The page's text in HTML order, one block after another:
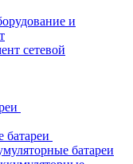
и
сетевой
батареи
батареи